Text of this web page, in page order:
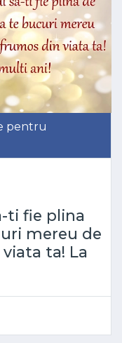
pentru
ti fie plina
mereu de
ta! La